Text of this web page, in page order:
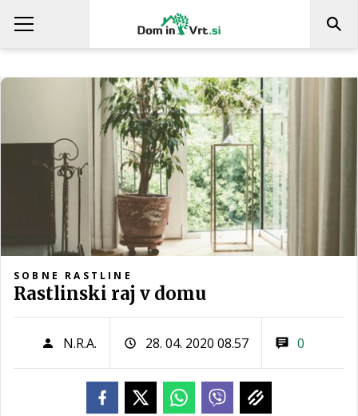
SOBNE RASTLINE
Rastlinski raj v domu
N.R.A. 28. 04. 2020 08.57 0